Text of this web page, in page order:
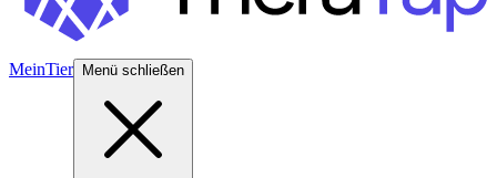
MeinTier Menü schließen